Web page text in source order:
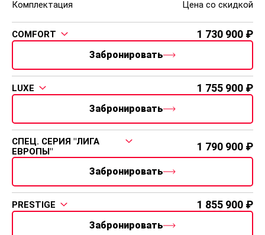
Комплектация Цена со скидкой
COMFORT 1 730 900
Забронировать
LUXE 1 755 900
Забронировать
СПЕЦ. СЕРИЯ "ЛИГА
ЕВРОПЫ"
1 790 900
Забронировать
PRESTIGE 1 855 900
Забронировать